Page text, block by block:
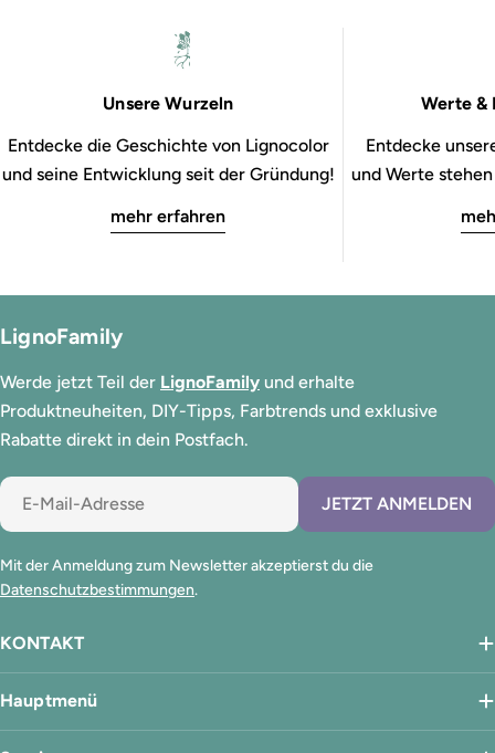
Unsere Wurzeln
Entdecke die Geschichte von Lignocolor
und seine Entwicklung seit der Gründung!
mehr erfahren
Werte &
Entdecke
und Werte
KONTAKT
Hauptmenü
LignoFamily
Werde jetzt Teil der LignoFamily und erhalte
Produktneuheiten, DIY-Tipps, Farbtrends und exklusive
Rabatte direkt in dein Postfach.
E-
Mail
JETZT ANMELDEN
Mit der Anmeldung zum Newsletter akzeptierst du die
Datenschutzbestimmungen.